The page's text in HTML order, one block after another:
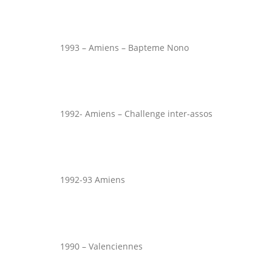
1993 – Amiens – Bapteme Nono
1992- Amiens – Challenge inter-assos
1992-93 Amiens
1990 – Valenciennes